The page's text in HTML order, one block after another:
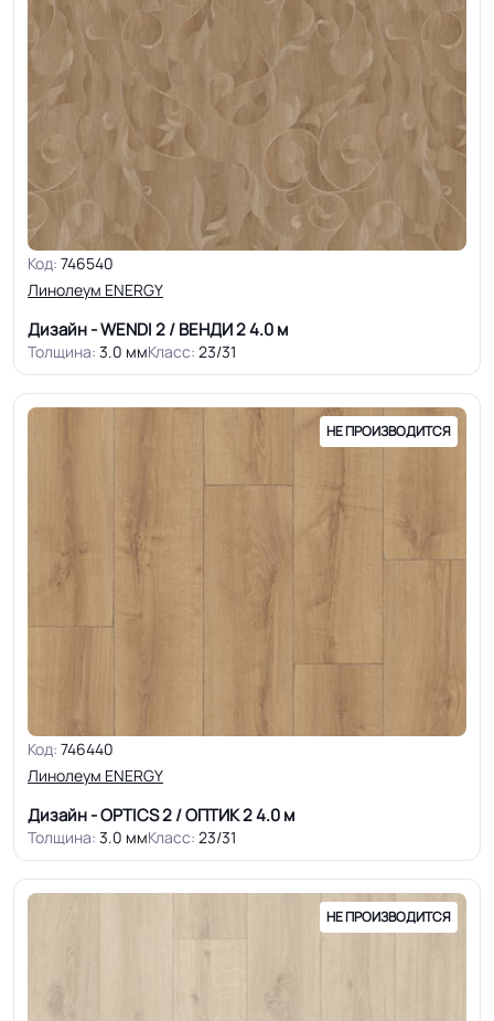
Код: 746540
Линолеум ENERGY
Дизайн - WENDI 2 / ВЕНДИ 24.0 м
Толщина: 3.0 ммКласс: 23/31
НЕ ПРОИЗВОДИТСЯ
Код: 746440
Линолеум ENERGY
Дизайн - OPTICS 2 / ОПТИК 24.0 м
Толщина: 3.0 ммКласс: 23/31
НЕ ПРОИЗВОДИТСЯ